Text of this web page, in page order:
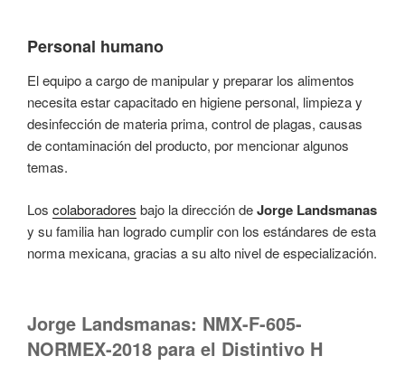
Personal humano
El equipo a cargo de manipular y preparar los alimentos
necesita estar capacitado en higiene personal, limpieza y
desinfección de materia prima, control de plagas, causas
de contaminación del producto, por mencionar algunos
temas.
Los colaboradores bajo la dirección deJorge Landsmanas
y su familia han logrado cumplir con los estándares de esta
norma mexicana, gracias a su alto nivel de especialización.
Jorge Landsmanas: NMX-F-605-
NORMEX-2018 para el Distintivo H